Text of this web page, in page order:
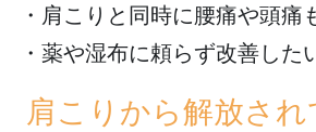
・肩こりと同時に腰痛や頭痛
・薬や湿布に頼らず改善した
肩こりから解放され